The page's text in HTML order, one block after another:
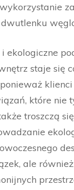
ekologiczne
staje się
które nie
troszczą
ale